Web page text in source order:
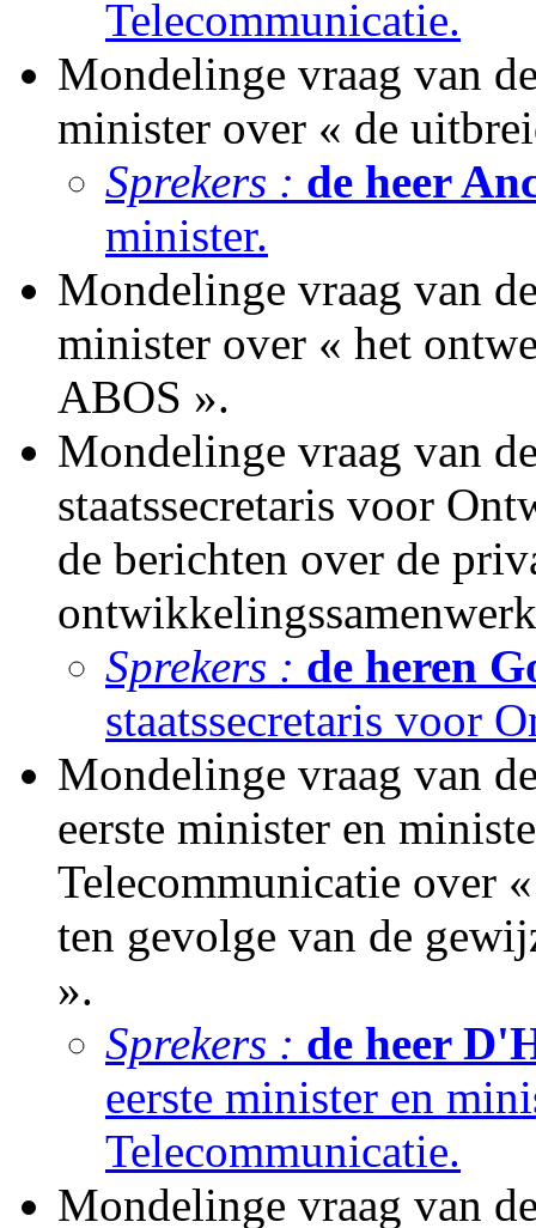
Telecommunicatie.
Mondelinge vraag van
minister over « de
Sprekers : de heer
minister.
Mondelinge vraag van
minister over « het
ABOS ».
Mondelinge vraag van
staatssecretaris voor
de berichten over de
Sprekers : de heren
staatssecretaris voor
Mondelinge vraag van
eerste minister en
Telecommunicatie over
ten gevolge van de
».
Sprekers : de heer
eerste minister en
Telecommunicatie.
Mondelinge vraag van